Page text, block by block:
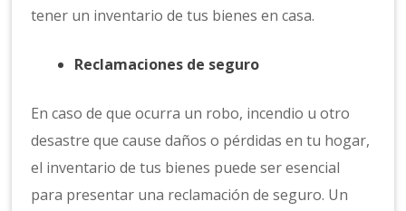
tener un inventario de tus bienes en casa.
Reclamaciones de seguro
En caso de que ocurra un robo, incendio u otro
desastre que cause daños o pérdidas en tu hogar,
el inventario de tus bienes puede ser esencial
para presentar una reclamación de seguro. Un